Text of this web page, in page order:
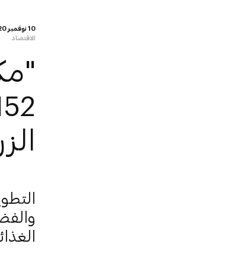
10 نوفمبر 2020
الاقتصاد